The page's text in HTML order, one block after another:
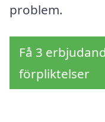
problem.
Få 3
förpliktelser